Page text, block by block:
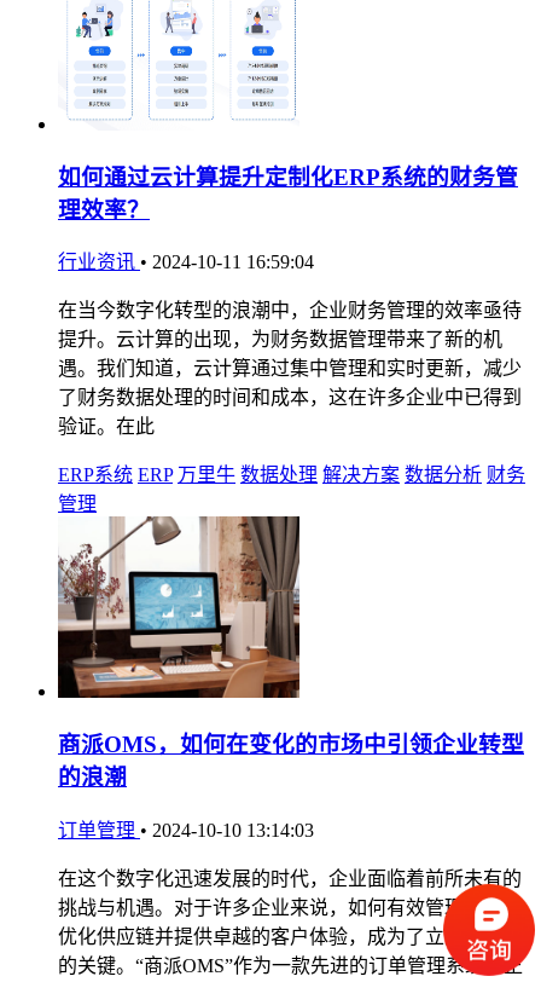
如何通过云计算提升定制化ERP系统的财务管
理效率？
行业资讯 • 2024-10-11 16:59:04
在当今数字化转型的浪潮中，企业财务管理的效率亟待
提升。云计算的出现，为财务数据管理带来了新的机
遇。我们知道，云计算通过集中管理和实时更新，减少
了财务数据处理的时间和成本，这在许多企业中已得到
验证。在此
ERP系统 ERP 万里牛 数据处理 解决方案 数据分析 财务
管理
商派OMS，如何在变化的市场中引领企业转型
的浪潮
订单管理 • 2024-10-10 13:14:03
在这个数字化迅速发展的时代，企业面临着前所未有的
挑战与机遇。对于许多企业来说，如何有效管理订单、
优化供应链并提供卓越的客户体验，成为了立足于市场
的关键。“商派OMS”作为一款先进的订单管理系统，正